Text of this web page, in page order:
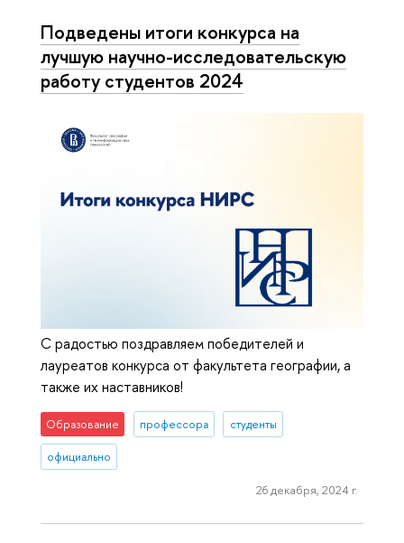
Подведены итоги конкурса на
лучшую научно-исследовательскую
работу студентов 2024
С радостью поздравляем победителей и
лауреатов конкурса от факультета географии, а
также их наставников!
Образование профессора студенты
официально
26 декабря, 2024 г.